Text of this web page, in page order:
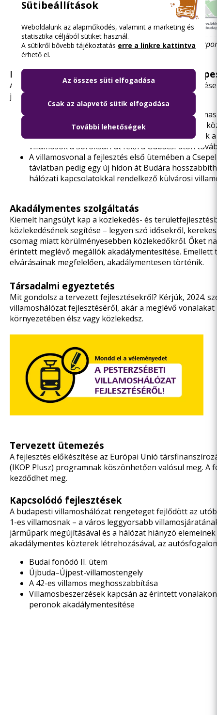
Pesterzsébet megújuló kötöttpályás hálózatának
Külső városrészek kötöttpályás elérése: a
A dél-budapesti villamosgyűrű kialakításának első
javítását hozza magával:
A Topánka utcai vágány Pesterzsébet
kapacitású, gyors kapcsolatot, amelynek része a
A 2-es és a 24-es villamos vonala átjárhatóvá
villamosok a Soroksári út felől a Gubacsi úton
A villamosvonal a fejlesztés első ütemében a
távlatban pedig egy új hídon át Budára
hálózati kapcsolatokkal rendelkező külvárosi
Akadálymentes szolgáltatás
Kiemelt hangsúlyt kap a közlekedés- és
közlekedésének segítése – legyen szó idősekről,
csomag miatt körülményesebben közlekedőkről. Őket
érintett meglévő megállók akadálymentesítése.
elvárásainak megfelelően, akadálymentesen történik.
Társadalmi egyeztetés
Mit gondolsz a tervezett fejlesztésekről? Kérjük, 2024.
villamoshálózat fejlesztéséről, akár a meglévő
környezetében élsz vagy közlekedsz.
Tervezett ütemezés
A fejlesztés előkészítése az Európai Unió
(IKOP Plusz) programnak köszönhetően valósul meg.
kezdődhet meg.
Kapcsolódó fejlesztések
A budapesti villamoshálózat rengeteget fejlődött az
1-es villamosnak – a város leggyorsabb
járműpark megújításával és a hálózat hiányzó
akadálymentes közterek létrehozásával, az
Budai fonódó II. ütem
Újbuda–Újpest-villamostengely
A 42-es villamos meghosszabbítása
Villamosbeszerzések kapcsán az érintett
peronok akadálymentesítése
Sütibeállítások
Weboldalunk az alapműködés, valamint a marketing és
statisztika céljából sütiket használ.
A sütikről bővebb tájékoztatás erre a linkre kattintva
érhető el.
Az összes süti elfogadása
Csak az alapvető sütik elfogadása
További lehetőségek